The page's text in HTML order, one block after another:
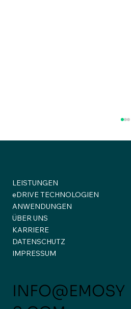
Starke Impulse für
elektrischen
LEISTUNGEN
eDRIVE TECHNOLOGIEN
ANWENDUNGEN
ÜBER UNS
KARRIERE
DATENSCHUTZ
IMPRESSUM
INFO@EMOSY